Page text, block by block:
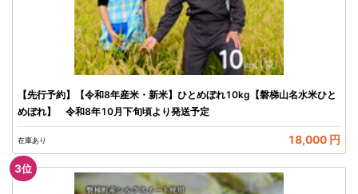
【先行予約】【令和8年産米・新米】ひとめぼれ10kg【磐梯山名水米ひと
めぼれ】 令和8年10月下旬頃より発送予定
在庫あり 18,000 円
3位